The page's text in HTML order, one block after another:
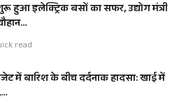
हुआ इलेक्ट्रिक बसों का सफर, उद्योग मंत्री
read
में बारिश के बीच दर्दनाक हादसा: खाई में